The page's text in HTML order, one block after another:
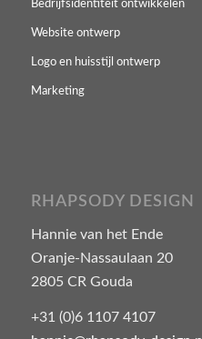
Bedrijfsidentiteit ontwikkelen
Website ontwerp
Logo en huisstijl ontwerp
Marketing
RHAPSODY DESIGN
Hannie van het Ende
Oranje-Nassaulaan 20
2805 CR Gouda
+31 (0)6 1107 4107